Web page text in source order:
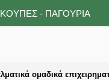
ΚΟΥΠΕΣ - ΠΑΓΟΥΡΙΑ
ομαδικά